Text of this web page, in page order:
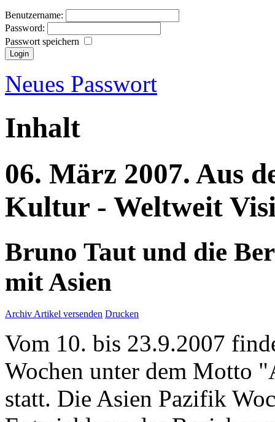
Benutzername:
Password:
Passwort speichern
Neues Passwort
Inhalt
06. März 2007. Aus
Kultur - Weltweit
Bruno Taut und die
mit Asien
ArchivArtikel versenden Drucken
Vom 10. bis 23.9.2007
Wochen unter dem Motto
statt. Die Asien Pazifik